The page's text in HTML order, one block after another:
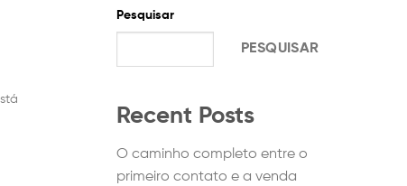
Pesquisar
PESQUISAR
Recent Posts
O caminho completo entre o
primeiro contato e a venda